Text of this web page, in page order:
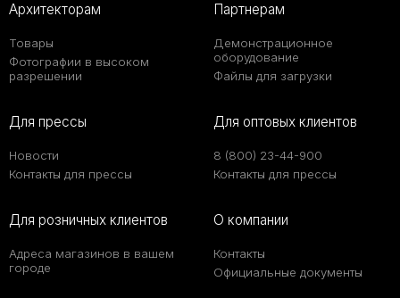
Архитекторам
Товары
Фотографии в высоком
разрешении
Партнерам
Демонстрационное
оборудование
Файлы для загрузки
Для прессы
Новости
Контакты для прессы
Для оптовых клиентов
8 (800) 23-44-900
Контакты для прессы
Для розничных клиентов
Адреса магазинов в вашем
городе
О компании
Контакты
Официальные документы